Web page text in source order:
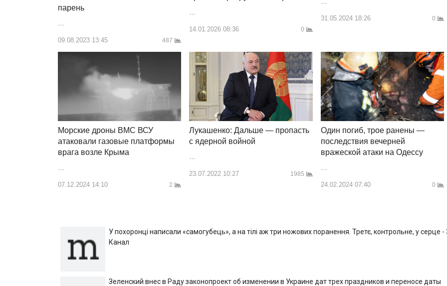
парень
…
09.08.2023 13:45 487
14.01.2026 08:36 0
31.05.2024 18:26 0
Морские дроны ВМС ВСУ
атаковали газовые платформы
врага возле Крыма
…
07.12.2024 14:10 2
Лукашенко: Дальше — пропасть
с ядерной войной
…
23.07.2022 10:27 1985
Один погиб, трое ранены —
последствия вечерней
вражеской атаки на Одессу
…
24.02.2024 07:40 0
У похоронці написали «самогубець», а на тілі аж три ножових поранення. Третє, контрольне, у серце -
Канал
Зеленский внес в Раду законопроект об изменении в Украине дат трех праздников и переносе даты